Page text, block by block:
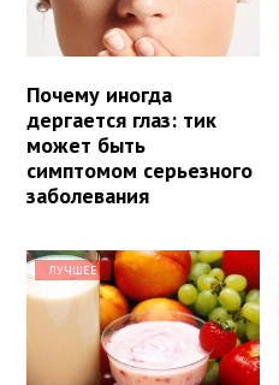
Почему иногда
дергается глаз: тик
может быть
симптомом серьезного
заболевания
ЛУЧШЕЕ